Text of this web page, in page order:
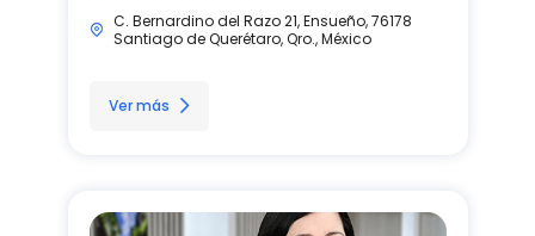
C. Bernardino del Razo 21, Ensueño, 76178
Santiago de Querétaro, Qro., México
Ver más